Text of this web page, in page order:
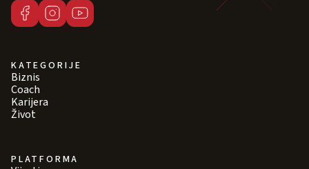
KATEGORIJE
Biznis
Coach
Karijera
Život
PLATFORMA